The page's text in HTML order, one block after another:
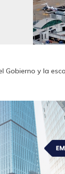
Gobierno y la